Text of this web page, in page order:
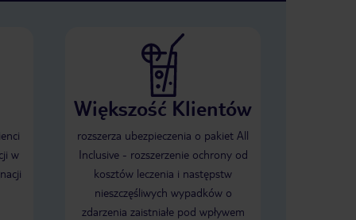
w
Większość Klientów
rozszerza ubezpieczenia o pakiet All
Inclusive - rozszerzenie ochrony od
kosztów leczenia i następstw
nieszczęśliwych wypadków o
zdarzenia zaistniałe pod wpływem